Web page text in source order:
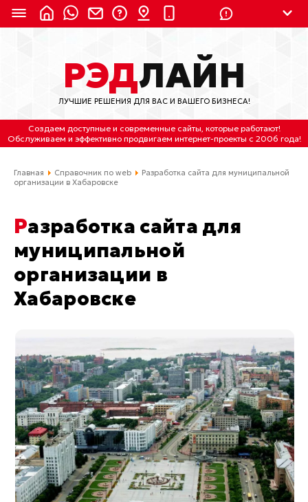
8 (800) 550-9899 (с 2:30 до 11:30 по
Мск)
Бесплатно по России
(4212) 658-653
(4212) 637-673
Отдельный вход \ Левый торец здания
Пн-пт. с 9:30 до 18:30 (по Хбк)
info@lred.ru
Все контакты
РЭДЛАЙН
ЛУЧШИЕ РЕШЕНИЯ ДЛЯ ВАС И ВАШЕГО БИЗНЕСА!
Создаем доступные и современные сайты, которые работают!
Обслуживаем и эффективно продвигаем интернет-проекты с 2006 года!
Главная Справочник по web
Разработка сайта для муниципальной
организации в Хабаровске
Разработка сайта для
муниципальной
организации в
Хабаровске